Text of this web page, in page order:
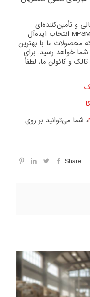
و تأمین‌کننده‌ای
مطمئن هستید، گروه صنعتی و معدنی MPSM انتخاب ایده‌آل
محصولات ما با بهترین
خواهد رسید. برای
و کائولن ما، لطفاً
، شما می‌توانید بر روی
Share